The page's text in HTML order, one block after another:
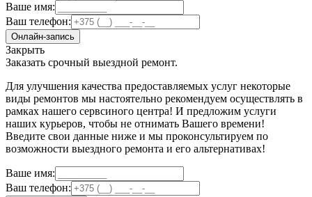
Ваше имя:
Ваш телефон:
Онлайн-запись
Закрыть
Заказать срочный выездной ремонт.
Для улучшения качества предоставляемых услуг некоторые
виды ремонтов мы настоятельно рекомендуем осуществлять в
рамках нашего сервсиного центра! И предложим услуги
наших курьеров, чтобы не отнимать Вашего времени!
Введите свои данные ниже и мы проконсультируем по
возможности выездного ремонта и его альтернативах!
Ваше имя:
Ваш телефон: